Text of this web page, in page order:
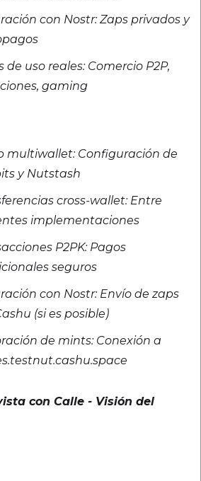
con Nostr: Zaps privados y
de uso reales: Comercio P2P,
gaming
multiwallet: Configuración de
y Nutstash
cross-wallet: Entre
implementaciones
P2PK: Pagos
seguros
con Nostr: Envío de zaps
(si es posible)
de mints: Conexión a
con Calle - Visión del